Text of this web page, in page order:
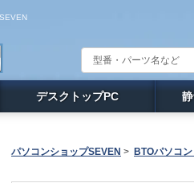
デスクトップPC
パソコンショップSEVEN > BTOパソコ